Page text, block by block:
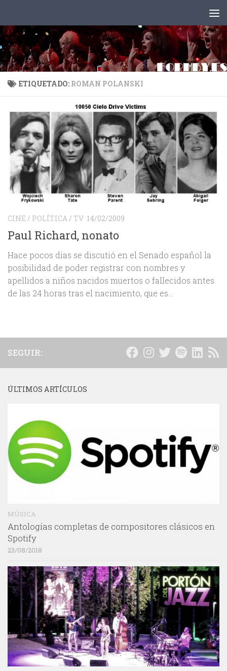
ETIQUETADO: ROMAN POLANSKI
CINE / POLÍTICA/ TV 14/02/2009
Paul Richard, nonato
Hace pocos dias se discutió en el Senado español la
posibilidad de poder registrar con nombres y
apellidos a niños nacidos muertos o fallecidos antes
de las 24 horas tras el nacimiento, que es...
SEGUIR:
ÚLTIMOS ARTÍCULOS
MÚSICA
Antologías completas de compositores clásicos en
Spotify
23/08/2018